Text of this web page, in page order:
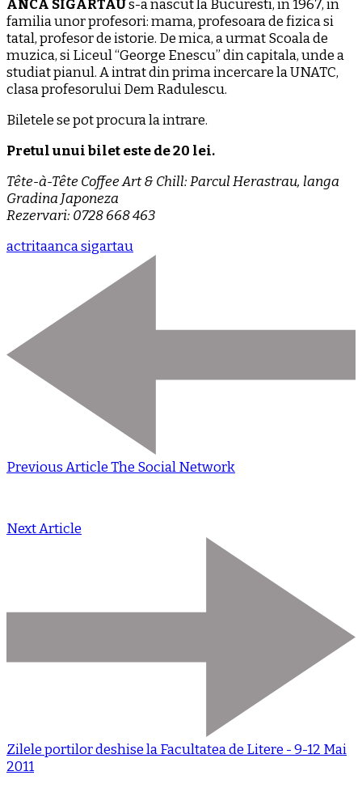
ANCA SIGARTAUs-a nascut la Bucuresti, in 1967, in
familia unor profesori: mama, profesoara de fizica si
tatal, profesor de istorie. De mica, a urmat Scoala de
muzica, si Liceul “George Enescu” din capitala, unde a
studiat pianul. A intrat din prima incercare la UNATC,
clasa profesorului Dem Radulescu.
Biletele se pot procura la intrare.
Pretul unui bilet este de 20 lei.
Tête-à-Tête Coffee Art & Chill: Parcul Herastrau, langa
Gradina Japoneza
Rezervari: 0728 668 463
actritaanca sigartau
Previous ArticleThe Social Network
Next Article
Zilele portilor deshise la Facultatea de Litere - 9-12 Mai
2011